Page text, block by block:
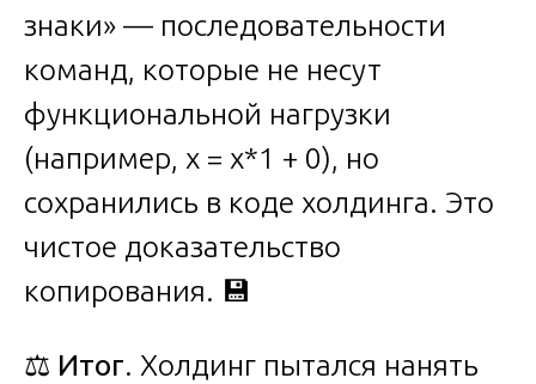
знаки» — последовательности
команд, которые не несут
функциональной нагрузки
(например, x = x*1 + 0), но
сохранились в коде холдинга. Это
чистое доказательство
копирования. 💾
⚖️ Итог. Холдинг пытался нанять